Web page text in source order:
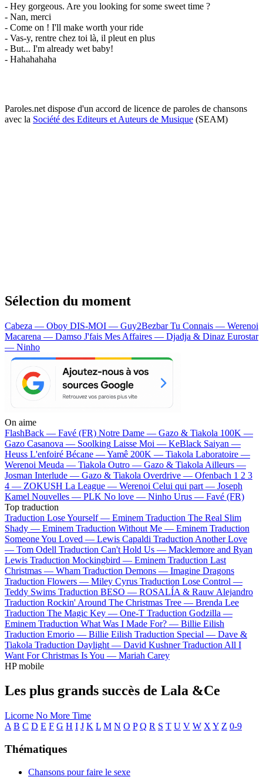
- Hey gorgeous. Are you looking for some sweet time ?
- Nan, merci
- Come on ! I'll make worth your ride
- Vas-y, rentre chez toi là, il pleut en plus
- But... I'm already wet baby!
- Hahahahaha
Paroles.net dispose d'un accord de licence de paroles de chansons
avec la Société des Editeurs et Auteurs de Musique (SEAM)
Sélection du moment
Cabeza — Oboy DIS-MOI — Guy2BezbarTu Connais — Werenoi
Macarena — Damso J'fais Mes Affaires — Djadja & Dinaz Eurostar
— Ninho
On aime
FlashBack — Favé (FR) Notre Dame — Gazo & Tiakola 100K —
Gazo Casanova — Soolking Laisse Moi — KeBlack Saiyan —
Heuss L'enfoiré Bécane —Yamê 200K — Tiakola Laboratoire —
Werenoi Meuda — Tiakola Outro — Gazo & Tiakola Ailleurs —
Josman Interlude — Gazo & Tiakola Overdrive — Ofenbach 1 2 3
4 — ZOKUSH La League — Werenoi Celui qui part — Joseph
Kamel Nouvelles — PLK No love — Ninho Urus — Favé (FR)
Top traduction
Traduction Lose Yourself — Eminem Traduction The Real Slim
Shady — Eminem Traduction Without Me — Eminem Traduction
Someone You Loved — Lewis Capaldi Traduction Another Love
— Tom Odell Traduction Can't Hold Us — Macklemore and Ryan
Lewis Traduction Mockingbird — Eminem Traduction Last
Christmas — Wham Traduction Demons — Imagine Dragons
Traduction Flowers — Miley Cyrus Traduction Lose Control —
Teddy Swims Traduction BESO — ROSALÍA & Rauw Alejandro
Traduction Rockin' Around The Christmas Tree — Brenda Lee
Traduction The Magic Key — One-T Traduction Godzilla —
Eminem Traduction What Was I Made For? — Billie Eilish
Traduction Emorio — Billie Eilish Traduction Special — Dave &
Tiakola Traduction Daylight — David Kushner Traduction All I
Want For Christmas Is You — Mariah Carey
HP mobile
Les plus grands succès de Lala &Ce
Licorne No More Time
A B C D E F G H I J K L M N O P Q R S T U V W X Y Z 0-9
Thématiques
Chansons pour faire le sexe